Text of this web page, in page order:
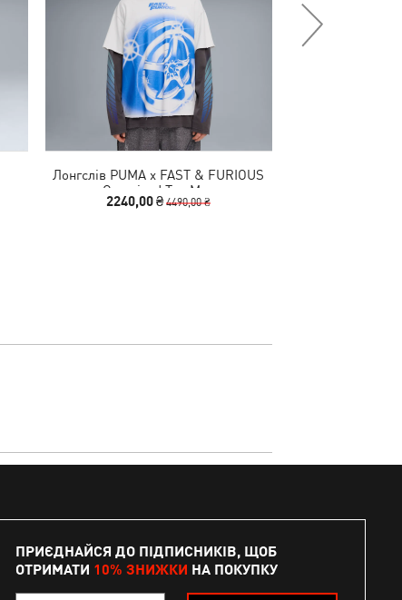
Лонгслів PUMA x FAST & FURIOUS
Oversized Tee Men
2240,00 ₴4490,00 ₴
ПРИЄДНАЙСЯ ДО ПІДПИСНИКІВ, ЩОБ
ОТРИМАТИ 10% ЗНИЖКИ НА ПОКУПКУ